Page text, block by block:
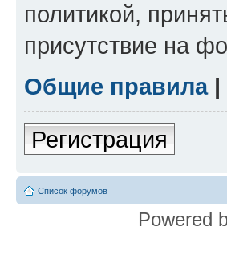
политикой,
присутствие на
Общие правила|
Регистрация
Список форумов
Powered